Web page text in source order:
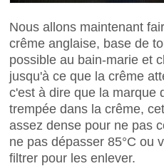
Nous allons maintenant
crême anglaise, base de
possible au bain-marie et
jusqu'à ce que la crême
c'est à dire que la marque
trempée dans la crême,
assez dense pour ne pas
ne pas dépasser 85°C ou
filtrer pour les enlever.